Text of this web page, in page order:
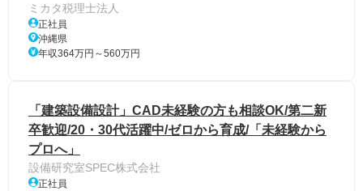
ミカタ税理士法人
正社員
沖縄県
年収364万円～560万円
「建築設備設計」CAD未経験の方も相談OK/第二新
卒歓迎/20・30代活躍中/ゼロから育成/「未経験から
プロへ」
設備研究室SPEC株式会社
正社員